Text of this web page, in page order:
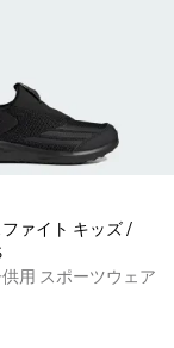
ァイト キッズ /
用 スポーツウェア